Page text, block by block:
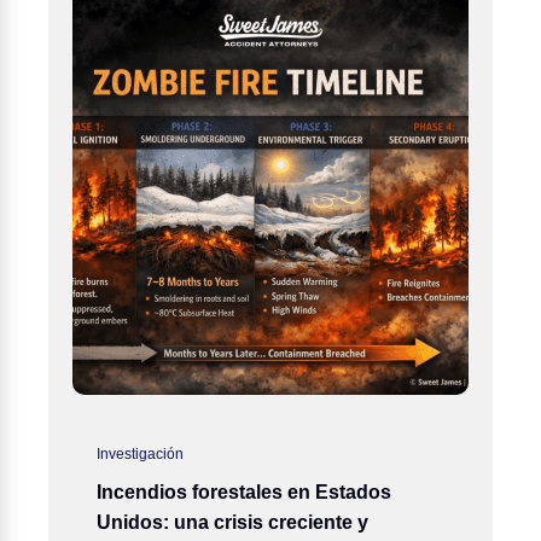
Investigación
Incendios forestales en Estados
Unidos: una crisis creciente y